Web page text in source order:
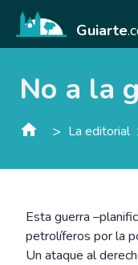
Guiarte
No a la
> La editorial
Esta guerra
petrolíferos por la
Un ataque al